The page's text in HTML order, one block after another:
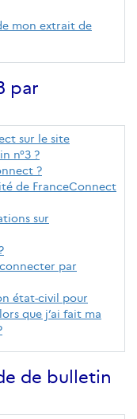
mon extrait de
par
sur le site
n°3 ?
?
de FranceConnect
sur
par
état-civil pour
que j’ai fait ma
de bulletin